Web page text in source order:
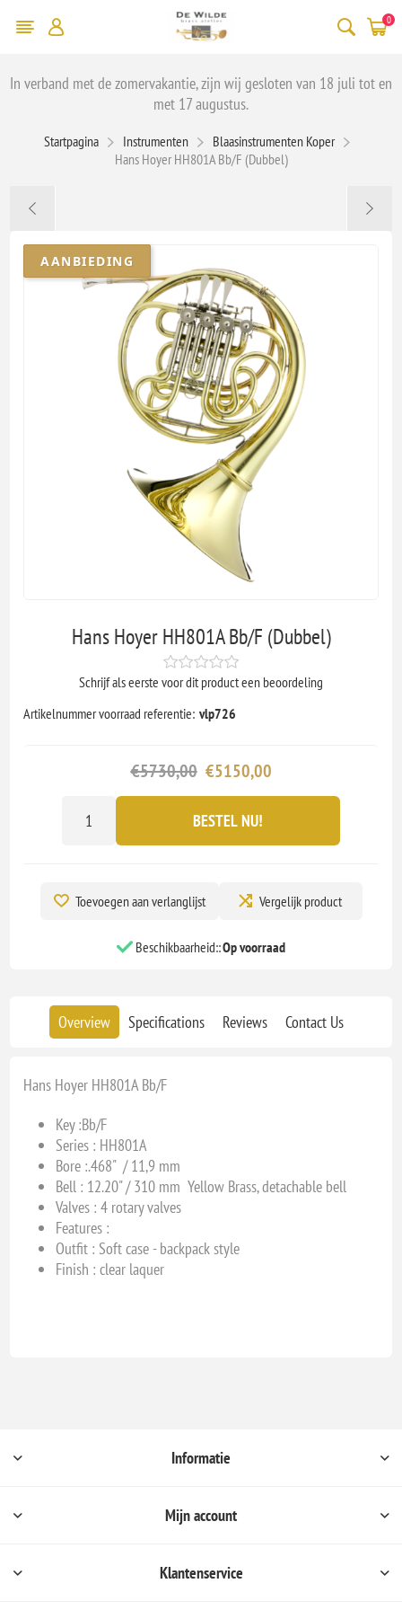
0
In verband met de zomervakantie, zijn wij gesloten van 18 juli tot en
met 17 augustus.
Startpagina Instrumenten
Blaasinstrumenten Koper
Hans Hoyer HH801A Bb/F (Dubbel)
AANBIEDING
Hans Hoyer HH801A Bb/F (Dubbel)
Schrijf als eerste voor dit product een beoordeling
Artikelnummer voorraad referentie: vlp726
€5730,00 €5150,00
BESTEL NU!
Toevoegen aan verlanglijst Vergelijk product
Beschikbaarheid::Op voorraad
Overview Specifications Reviews Contact Us
Hans Hoyer HH801A Bb/F
Key :Bb/F
Series : HH801A
Bore :.468" / 11,9 mm
Bell : 12.20" / 310 mm Yellow Brass, detachable bell
Valves : 4 rotary valves
Features :
Outfit : Soft case - backpack style
Finish : clear laquer
Informatie
Mijn account
Klantenservice